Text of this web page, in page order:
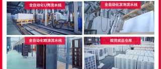
联系我们